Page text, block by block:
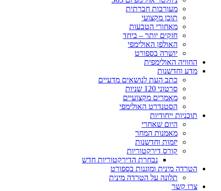
מעורבות חברתית
תוכן מקצועי
מאחורי הטבעות
חזקים יותר – ביחד
האולפן האולימפי
יושרה בספורט
החוויה האולימפית
מדע וחדשנות
כתב העת לנושאים מדעיים
סרטוני 120 שניות
מאמרים מקצועיים
הסטנדרט האולימפי
תוכניות ייחודיות
היום שאחרי
מאמנות המחר
יזמות וחדשנות
קורס דירקטוריות
נבחרת הדירקטוריות חדש
הטרדה מינית ומוגנות בספורט
תלונה על הטרדה מינית
צרו קשר